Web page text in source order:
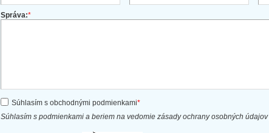
Správa:*
Súhlasím s obchodnými podmienkami*
Súhlasím s podmienkami a beriem na vedomie zásady ochrany osobných údajov